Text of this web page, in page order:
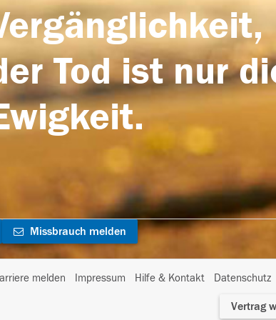
Tod ist nur
Missbrauch melden
melden Impressum Hilfe & Kontakt Datenschutz
Vertrag